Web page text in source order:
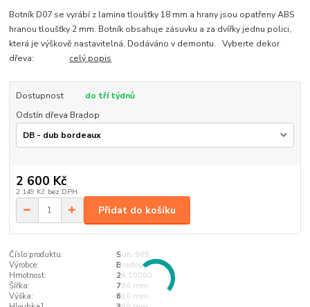
Botník D07 se vyrábí z lamina tloušťky 18 mm a hrany jsou opatřeny ABS
hranou tloušťky 2 mm. Botník obsahuje zásuvku a za dvířky jednu polici,
která je výškově nastavitelná. Dodáváno v demontu. Vyberte dekor
dřeva: celý popis
Dostupnost
do tří týdnů
Odstín dřeva Bradop
2 600 Kč
2 149 Kč bez DPH
Přidat do košíku
Číslo produktu:
Sun-905
Výrobce:
Bradop
Hmotnost:
26,10000
Šířka:
780 mm
Výška:
610 mm